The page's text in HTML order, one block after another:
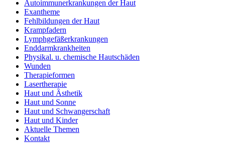
Autoimmunerkrankungen der Haut
Exantheme
Fehlbildungen der Haut
Krampfadern
Lymphgefäßerkrankungen
Enddarmkrankheiten
Physikal. u. chemische Hautschäden
Wunden
Therapieformen
Lasertherapie
Haut und Ästhetik
Haut und Sonne
Haut und Schwangerschaft
Haut und Kinder
Aktuelle Themen
Kontakt